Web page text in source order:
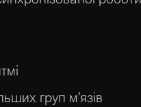
груп м'язів